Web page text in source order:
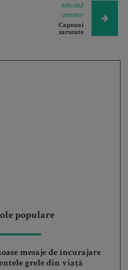
Articolul
urmator
Capsuni
sarutate
populare
mesaje de încurajare
grele din viață